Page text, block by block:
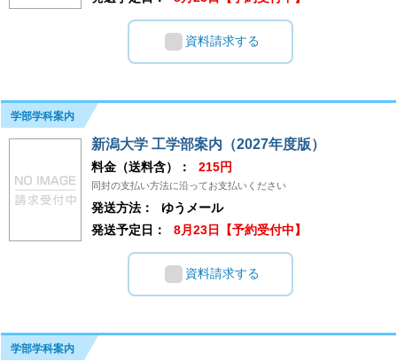
資料請求する
学部学科案内
新潟大学 工学部案内（2027年度版）
料金（送料含）： 215円
同封の支払い方法に沿ってお支払いください
発送方法：
ゆうメール
発送予定日：
8月23日【予約受付中】
資料請求する
学部学科案内